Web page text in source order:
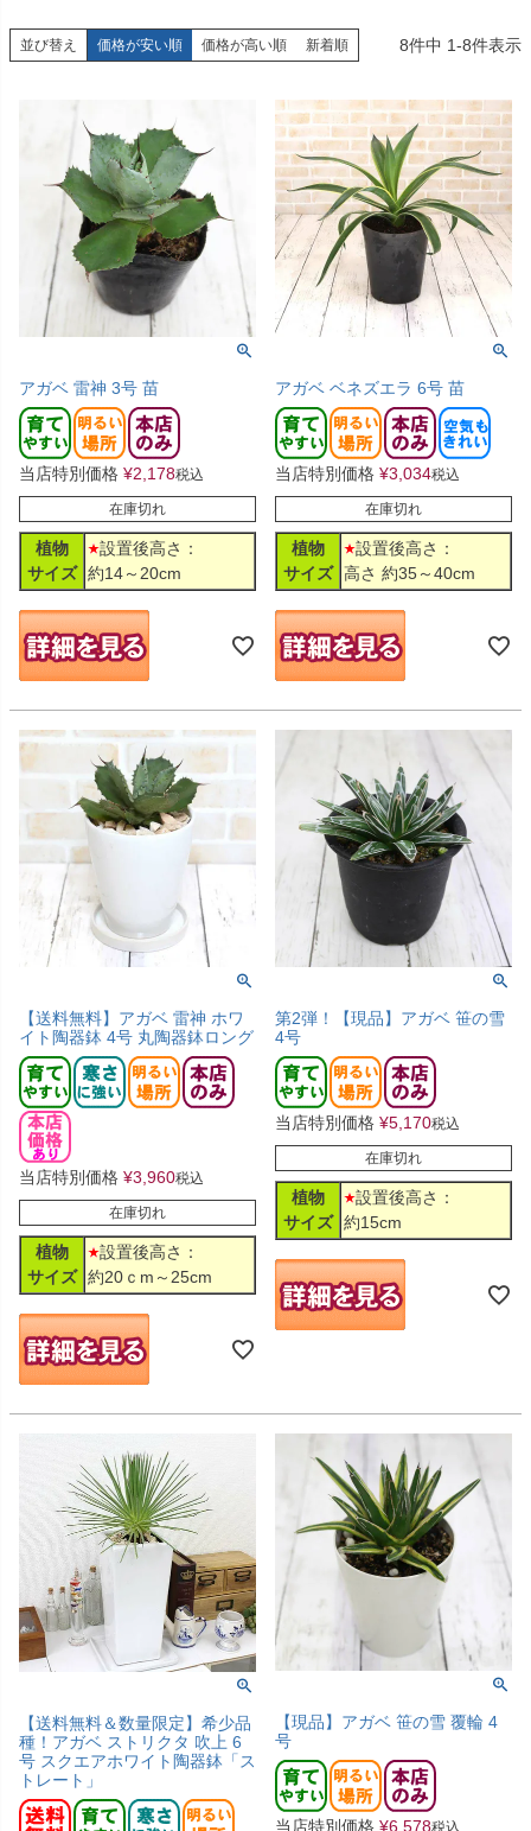
並び替え 価格が安い順 価格が高い順 新着順 8件中 1-8件表示
アガベ 雷神 3号 苗
当店特別価格 ¥2,178税込
在庫切れ
植物
サイズ
設置後高さ：
約14～20cm
アガベ ベネズエラ 6号 苗
当店特別価格 ¥3,034税込
在庫切れ
植物
サイズ
設置後高さ：
高さ 約35～40cm
【送料無料】アガベ 雷神 ホワ
イト陶器鉢 4号 丸陶器鉢ロング
当店特別価格 ¥3,960税込
在庫切れ
植物
サイズ
設置後高さ：
約20ｃm～25cm
第2弾！【現品】アガベ 笹の雪
4号
当店特別価格 ¥5,170税込
在庫切れ
植物
サイズ
設置後高さ：
約15cm
【送料無料＆数量限定】希少品
種！アガベ ストリクタ 吹上 6
号 スクエアホワイト陶器鉢「ス
トレート」
【現品】アガベ 笹の雪 覆輪 4
号
当店特別価格 ¥6,578税込